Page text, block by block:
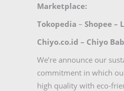
Marketplace:
Tokopedia – Shopee –
Chiyo.co.id – Chiyo
We’re announce our
commitment in which
high quality with eco-